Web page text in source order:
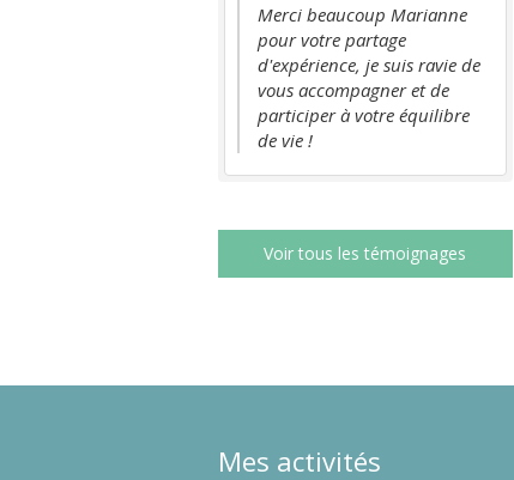
Merci beaucoup Marianne
pour votre partage
d'expérience, je suis ravie de
vous accompagner et de
participer à votre équilibre
de vie !
Voir tous les témoignages
Mes activités